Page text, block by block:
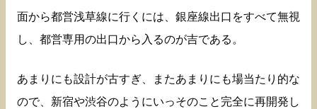
面から都営浅草線に行くには、銀座線出口をすべて無視
し、都営専用の出口から入るのが吉である。
あまりにも設計が古すぎ、またあまりにも場当たり的な
ので、新宿や渋谷のようにいっそのこと完全に再開発し